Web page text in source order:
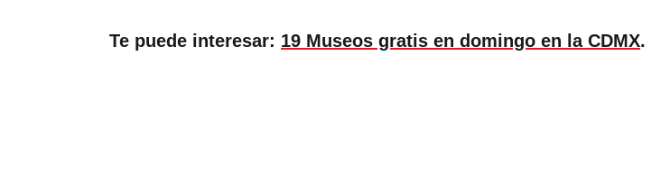
Te puede interesar: 19 Museos gratis en domingo en la CDMX.